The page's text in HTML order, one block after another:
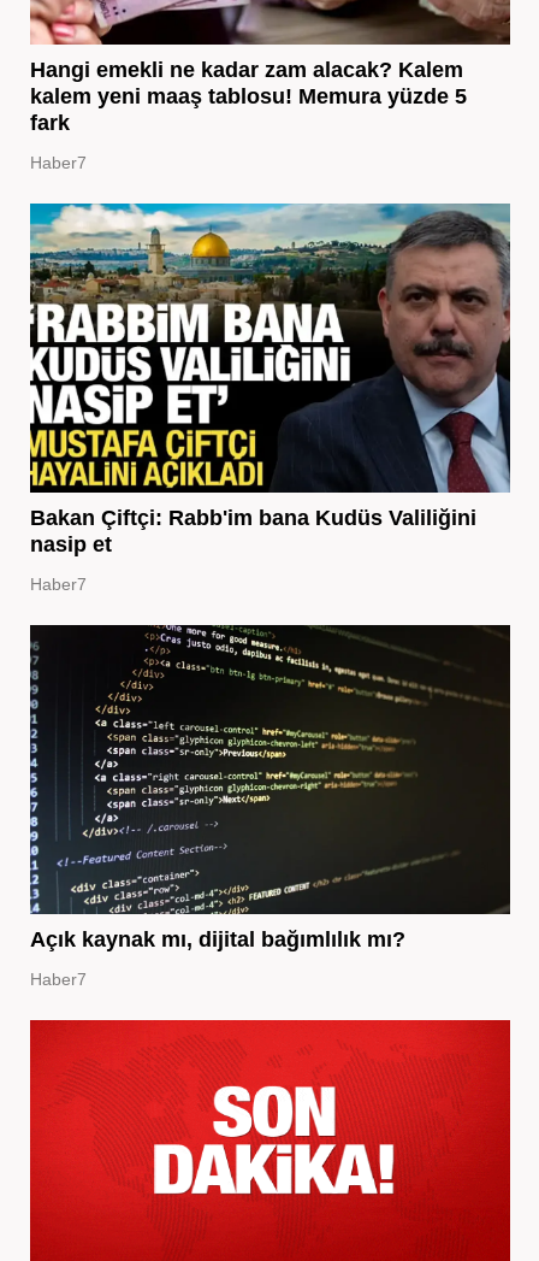
Hangi emekli ne kadar zam alacak? Kalem
kalem yeni maaş tablosu! Memura yüzde 5
fark
Haber7
Bakan Çiftçi: Rabb'im bana Kudüs Valiliğini
nasip et
Haber7
Açık kaynak mı, dijital bağımlılık mı?
Haber7